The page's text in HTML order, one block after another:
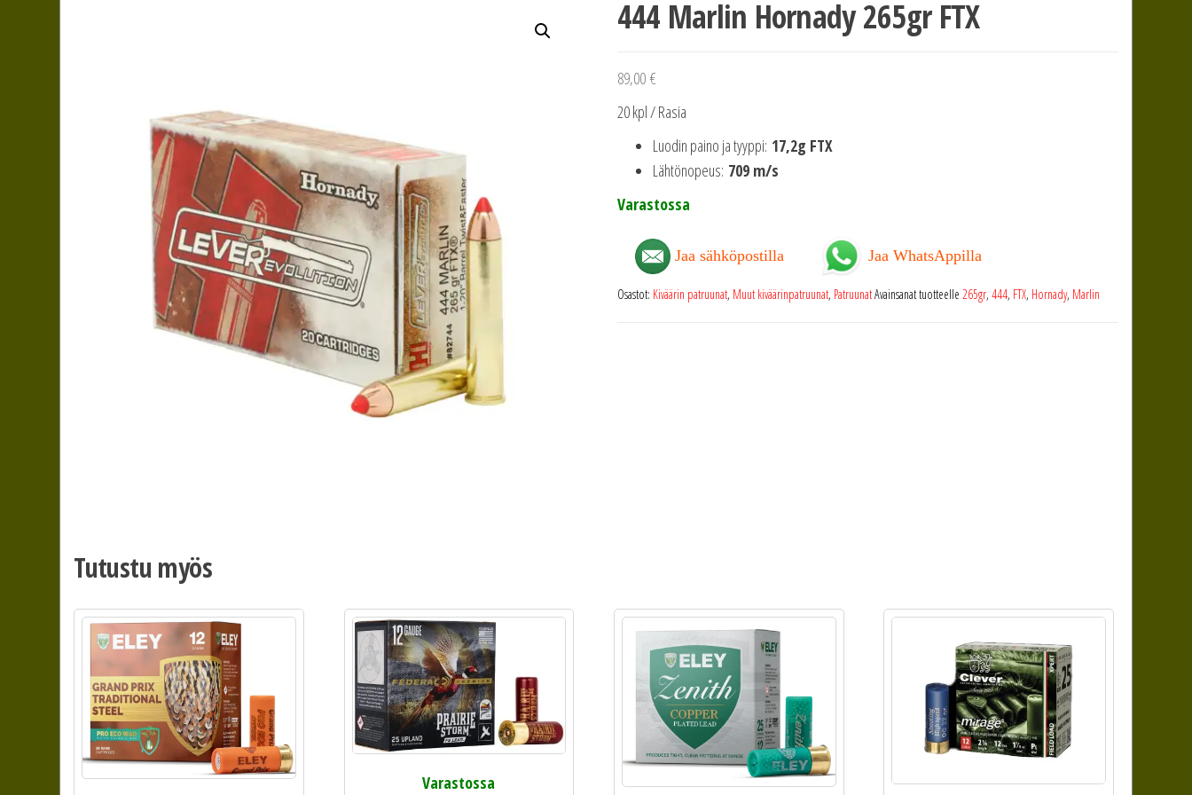
444 Marlin Hornady 265gr FTX
89,00 €
20 kpl / Rasia
Luodin paino ja tyyppi: 17,2g FTX
Lähtönopeus: 709 m/s
Varastossa
Jaa sähköpostilla Jaa WhatsAppilla
Osastot: Kiväärin patruunat, Muut kiväärinpatruunat, PatruunatAvainsanat tuotteelle 265gr, 444, FTX, Hornady, Marlin
Tutustu myös
Varastossa